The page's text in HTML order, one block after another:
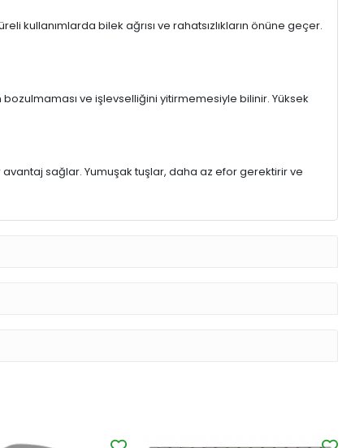
kullanımlarda bilek ağrısı ve rahatsızlıkların önüne geçer.
ve işlevselliğini yitirmemesiyle bilinir. Yüksek
avantaj sağlar. Yumuşak tuşlar, daha az efor gerektirir ve